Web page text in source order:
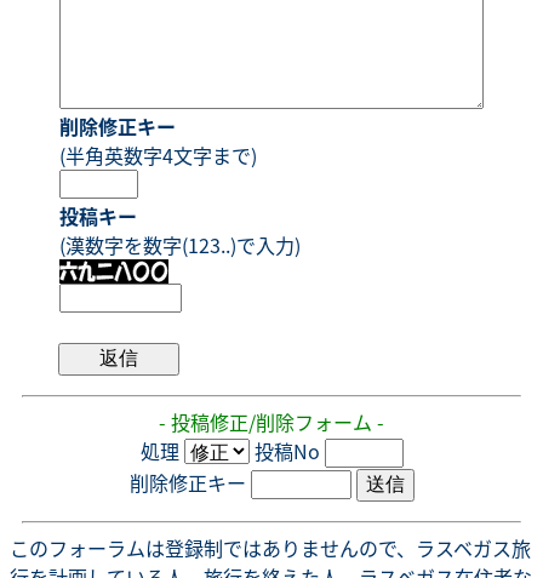
削除修正キー
(半角英数字4文字まで)
投稿キー
(漢数字を数字(123..)で入力)
- 投稿修正/削除フォーム -
処理
投稿No
削除修正キー
このフォーラムは登録制ではありませんので、ラスベガス旅